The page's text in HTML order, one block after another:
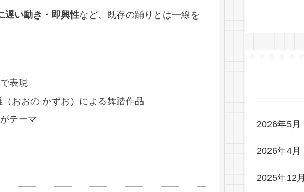
遅い動き・即興性など、既存の踊りとは一線を
表現
おおの かずお）による舞踏作品
テーマ 2026年5月
2026年4月
2025年12月